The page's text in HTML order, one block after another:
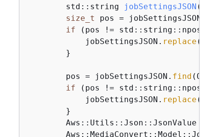
std::string
jobSettingsJSON
size_t pos = jobSettingsJSON.
if (pos != std::string::npos)
            jobSettingsJSON.
replace
        }
        pos = jobSettingsJSON.
find
if (pos != std::string::npos)
            jobSettingsJSON.
replace
        }
        Aws::Utils::
Json::JsonValue
        Aws::MediaConvert::